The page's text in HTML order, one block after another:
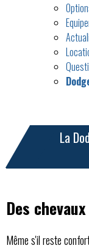
La
Des
Même s'il reste